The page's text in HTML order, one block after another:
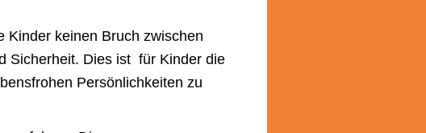
Kinder keinen Bruch zwischen
Sicherheit. Dies ist für Kinder die
Persönlichkeiten zu